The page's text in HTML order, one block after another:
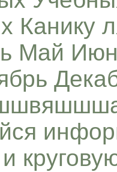
Канику
Май